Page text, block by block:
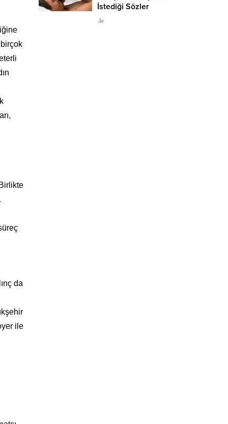
da
ile
İstediği Sözler
Neler?